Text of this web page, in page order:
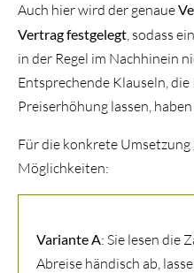
Auch hier wird der genaue
Vertrag festgelegt, sodass
in der Regel im Nachhinein
Entsprechende Klauseln,
Preiserhöhung lassen,
Für die konkrete
Möglichkeiten:
Variante A: Sie lesen die
Abreise händisch ab,